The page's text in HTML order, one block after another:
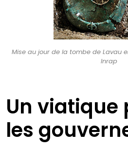
Mise au jour de la tombe de Lavau
Inrap
Un viatique
les